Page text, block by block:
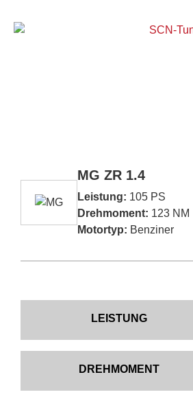
MG ZR 1.4
Leistung: 105 PS
Drehmoment: 123 NM
Motortyp: Benziner
LEISTUNG
DREHMOMENT